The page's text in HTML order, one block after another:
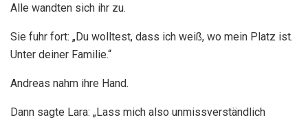
Alle wandten sich ihr zu.
Sie fuhr fort: „Du wolltest, dass ich weiß, wo mein Platz ist.
Unter deiner Familie.“
Andreas nahm ihre Hand.
Dann sagte Lara: „Lass mich also unmissverständlich